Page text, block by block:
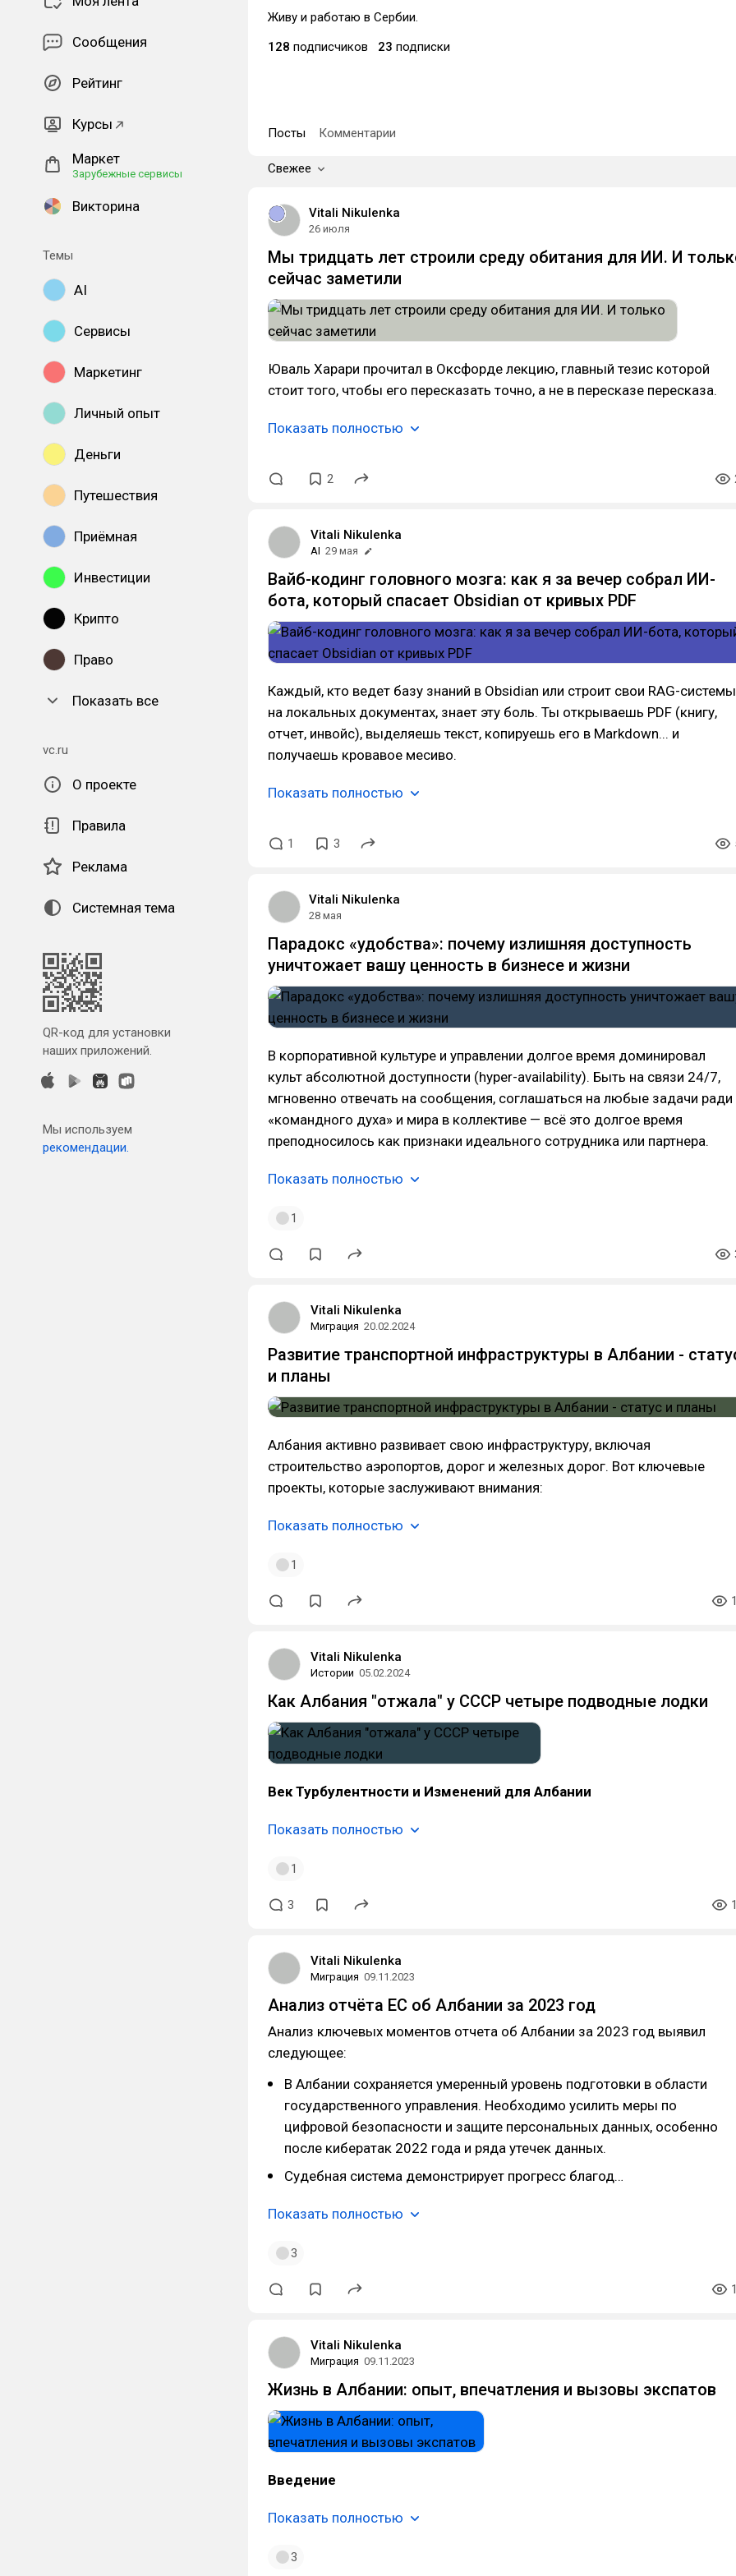
Сообщения
Рейтинг
Курсы
Маркет
Зарубежные сервисы
Викторина
Темы
AI
Сервисы
Маркетинг
Личный опыт
Деньги
Путешествия
Приёмная
Инвестиции
Крипто
Право
Показать все
vc.ru
О проекте
Правила
Реклама
Системная тема
QR-код для установки
наших приложений.
Мы используем
рекомендации.
Живу и работаю в Сербии.
128 подписчиков 23 подписки
Посты Комментарии
Свежее
Vitali Nikulenka
26 июля
Мы тридцать лет строили среду обитания для ИИ. И
сейчас заметили
Юваль Харари прочитал в Оксфорде лекцию, главный тезис которой
стоит того, чтобы его пересказать точно, а не в пересказе пересказа.
Показать полностью
2
Vitali Nikulenka
AI 29 мая
Вайб-кодинг головного мозга: как я за вечер собрал ИИ-
бота, который спасает Obsidian от кривых PDF
Каждый, кто ведет базу знаний в Obsidian или строит свои RAG-системы
на локальных документах, знает эту боль. Ты открываешь PDF (книгу,
отчет, инвойс), выделяешь текст, копируешь его в Markdown... и
получаешь кровавое месиво.
Показать полностью
1 3
Vitali Nikulenka
28 мая
Парадокс «удобства»: почему излишняя доступность
уничтожает вашу ценность в бизнесе и жизни
В корпоративной культуре и управлении долгое время доминировал
культ абсолютной доступности (hyper-availability). Быть на связи 24/7,
мгновенно отвечать на сообщения, соглашаться на любые задачи ради
«командного духа» и мира в коллективе — всё это долгое время
преподносилось как признаки идеального сотрудника или партнера.
Показать полностью
1
Vitali Nikulenka
Миграция 20.02.2024
Развитие транспортной инфраструктуры в Албании -
и планы
Албания активно развивает свою инфраструктуру, включая
строительство аэропортов, дорог и железных дорог. Вот ключевые
проекты, которые заслуживают внимания:
Показать полностью
1
Vitali Nikulenka
Истории 05.02.2024
Как Албания "отжала" у СССР четыре подводные лодки
Век Турбулентности и Изменений для Албании
Показать полностью
1
3
Vitali Nikulenka
Миграция 09.11.2023
Анализ отчёта ЕС об Албании за 2023 год
Анализ ключевых моментов отчета об Албании за 2023 год выявил
следующее:
В Албании сохраняется умеренный уровень подготовки в области
государственного управления. Необходимо усилить меры по
цифровой безопасности и защите персональных данных, особенно
после кибератак 2022 года и ряда утечек данных.
Судебная система демонстрирует прогресс благод…
Показать полностью
3
Vitali Nikulenka
Миграция 09.11.2023
Жизнь в Албании: опыт, впечатления и вызовы экспатов
Введение
Показать полностью
3